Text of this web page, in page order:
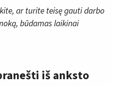
ar turite teisę gauti darbo
būdamas laikinai
iš anksto